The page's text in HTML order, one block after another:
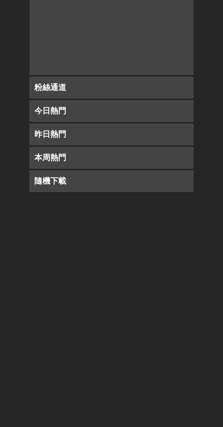
粉絲通道
今日熱門
昨日熱門
本周熱門
隨機下載